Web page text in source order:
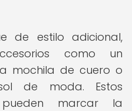
de estilo adicional,
como un
mochila de cuero o
de moda. Estos
marcar la